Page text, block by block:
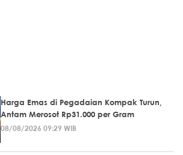
Harga Emas di Pegadaian Kompak Turun,
Antam Merosot Rp31.000 per Gram
08/08/2026 09:29 WIB